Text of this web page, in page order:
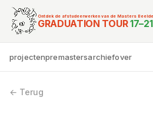
Graduation
Ontdek de afstudeerwerken van de Masters
GRADUATION TOUR
projectenpremastersarchiefover
← Terug